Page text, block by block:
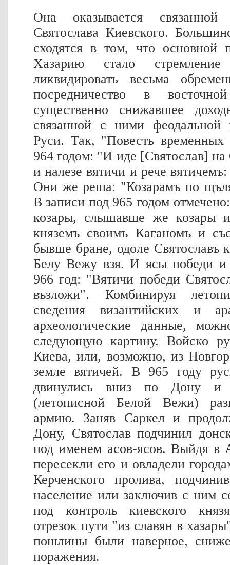
Она оказывается
Святослава Киевского.
сходятся в том, что основной
Хазарию стало стремление
ликвидировать весьма
посредничество в
существенно снижавшее
связанной с ними феодальной
Руси. Так, "Повесть временных
964 годом: "И иде [Святослав]
и налезе вятичи и рече
Они же реша: "Козарамъ по
В записи под 965 годом
козары, слышавше же козары
княземъ своимъ Каганомъ и
бывше бране, одоле Святославъ
Белу Вежу взя. И ясы победи и
966 год: "Вятичи победи
възложи". Комбинируя
сведения византийских и
археологические данные,
следующую картину. Войско
Киева, или, возможно, из
земле вятичей. В 965 году
двинулись вниз по Дону и
(летописной Белой Вежи)
армию. Заняв Саркел и
Дону, Святослав подчинил
под именем асов-ясов. Выйдя в
пересекли его и овладели
Керченского пролива,
население или заключив с ним
под контроль киевского
отрезок пути "из славян в
пошлины были наверное,
поражения.